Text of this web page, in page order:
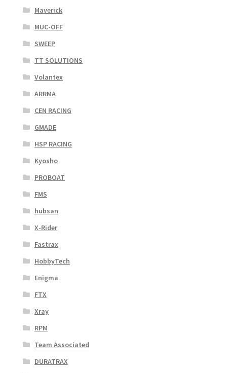
Maverick
MUC-OFF
SWEEP
TT SOLUTIONS
Volantex
ARRMA
CEN RACING
GMADE
HSP RACING
Kyosho
PROBOAT
FMS
hubsan
X-Rider
Fastrax
HobbyTech
Enigma
FTX
Xray
RPM
Team Associated
DURATRAX